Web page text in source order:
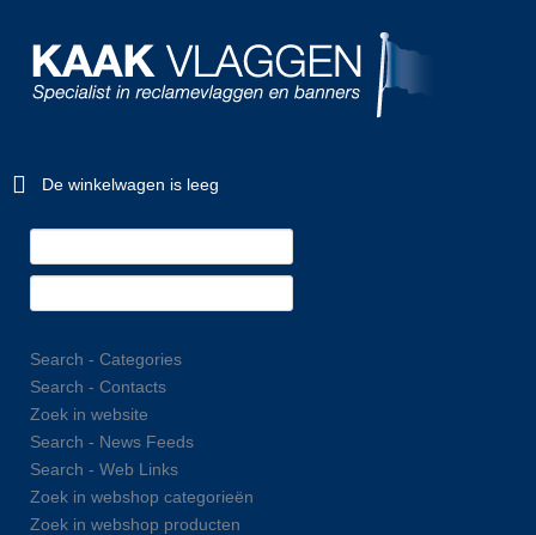
De winkelwagen is leeg
Search - Categories
Search - Contacts
Zoek in website
Search - News Feeds
Search - Web Links
Zoek in webshop categorieën
Zoek in webshop producten